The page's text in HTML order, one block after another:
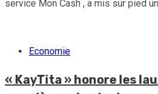
service Mon Cash , a mis sur pied
Economie
« KayTita » honore les